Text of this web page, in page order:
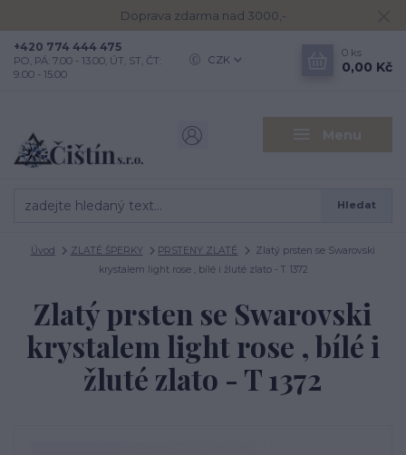
Doprava zdarma nad 3000,-
Menu
CZK
Hledat
+420 774 444 475
PO, PÁ: 7.00 - 13.00, ÚT, ST, ČT:
9.00 - 15.00
0 ks
0,00 Kč
Úvod ZLATÉ ŠPERKY PRSTENY ZLATÉ
Zlatý prsten se Swarovski
krystalem light rose , bílé i žluté zlato - T 1372
Zlatý prsten se Swarovski
krystalem light rose , bílé i
žluté zlato - T 1372